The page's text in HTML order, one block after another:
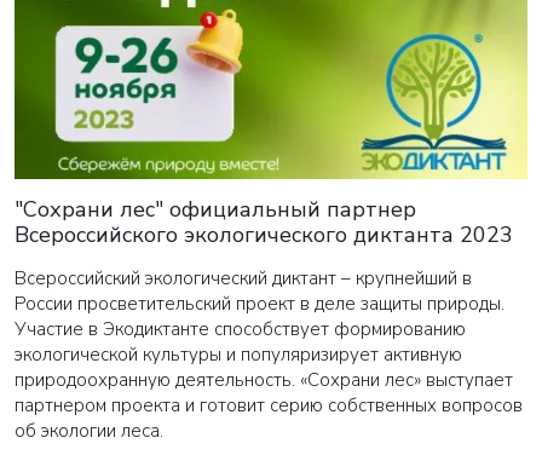
"Сохрани лес" официальный партнер
Всероссийского экологического диктанта 2023
Всероссийский экологический диктант – крупнейший в
России просветительский проект в деле защиты природы.
Участие в Экодиктанте способствует формированию
экологической культуры и популяризирует активную
природоохранную деятельность. «Сохрани лес» выступает
партнером проекта и готовит серию собственных вопросов
об экологии леса.